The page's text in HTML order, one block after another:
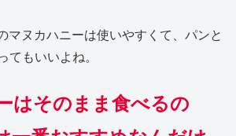
マヌカハニーは使いやすくて、パンと
もいいよね。
はそのまま食べるの